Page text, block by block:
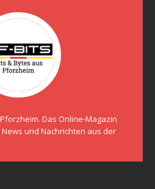
Das Online-Magazin
und Nachrichten aus der